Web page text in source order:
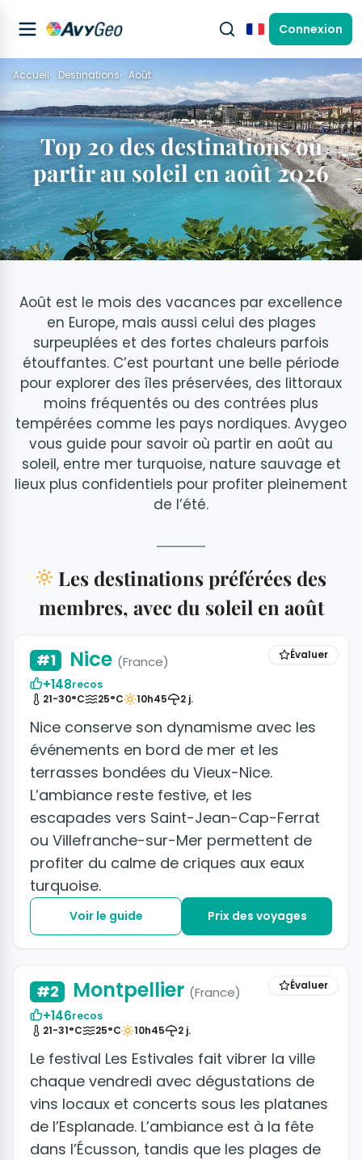
FrançaisConnexion
Accueil Destinations Août
Top 20 des destinations où
partir au soleil en août 2026
Août est le mois des vacances par excellence
en Europe, mais aussi celui des plages
surpeuplées et des fortes chaleurs parfois
étouffantes. C’est pourtant une belle période
pour explorer des îles préservées, des littoraux
moins fréquentés ou des contrées plus
tempérées comme les pays nordiques. Avygeo
vous guide pour savoir où partir en août au
soleil, entre mer turquoise, nature sauvage et
lieux plus confidentiels pour profiter pleinement
de l’été.
Les destinations préférées des
membres, avec du soleil en août
+42 photos
Évaluer
#1 Nice (France)
+148recos
21-30°C
25°C 10h45 2 j.
Nice conserve son dynamisme avec les
événements en bord de mer et les
terrasses bondées du Vieux-Nice.
L’ambiance reste festive, et les
escapades vers Saint-Jean-Cap-Ferrat
ou Villefranche-sur-Mer permettent de
profiter du calme de criques aux eaux
turquoise.
Voir le guide Prix des voyages
Évaluer
#2 Montpellier (France)
+146recos
21-31°C
25°C 10h45 2 j.
Le festival Les Estivales fait vibrer la ville
chaque vendredi avec dégustations de
vins locaux et concerts sous les platanes
de l’Esplanade. L’ambiance est à la fête
dans l’Écusson, tandis que les plages de